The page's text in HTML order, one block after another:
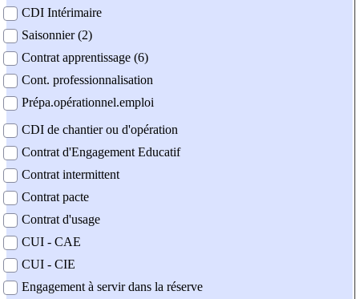
CDI Intérimaire
Saisonnier (2)
Contrat apprentissage (6)
Cont. professionnalisation
Prépa.opérationnel.emploi
CDI de chantier ou d'opération
Contrat d'Engagement Educatif
Contrat intermittent
Contrat pacte
Contrat d'usage
CUI - CAE
CUI - CIE
Engagement à servir dans la réserve